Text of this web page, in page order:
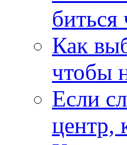
биться
Как
чтобы
Если
центр,